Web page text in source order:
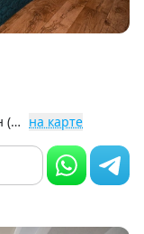
улица Свободы, 66, Центральный р-н (Центр) на карте